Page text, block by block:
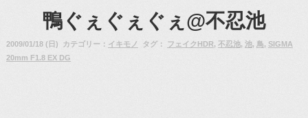
鴨ぐぇぐぇぐぇ@不忍池
2009/01/18 (日) カテゴリー： イキモノ タグ： フェイクHDR, 不忍池, 池, 鳥, SIGMA
20mm F1.8 EX DG